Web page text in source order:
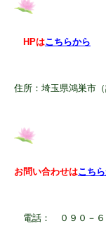
HPはこちらから
住所：埼玉県鴻巣市
お問い合わせはこち
電話： ０９０－６